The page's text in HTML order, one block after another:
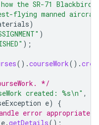
how the SR-71
flying manned
)
)
);
().courseWork().
*/
created: %s\n" ,
e)
{
error appropriately
e.getDetails();